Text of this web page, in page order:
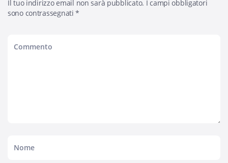
Il tuo indirizzo email non sarà pubblicato. I campi obbligatori
sono contrassegnati*